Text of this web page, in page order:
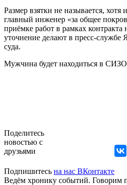
Размер взятки не называется, хотя
главный инженер «за общее
приёмке работ в рамках контракта
уточнение делают в пресс-службе
суда.
Мужчина будет находиться в СИЗО
Поделитесь
новостью с
друзьями
Подпишитесь на нас ВКонтакте
Ведём хронику событий. Говорим